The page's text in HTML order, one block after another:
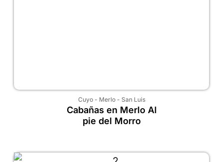
Cuyo- Merlo- San Luis
Cabañas en Merlo Al
pie del Morro